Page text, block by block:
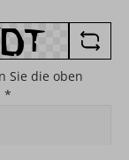
für
als
Sie die oben
*